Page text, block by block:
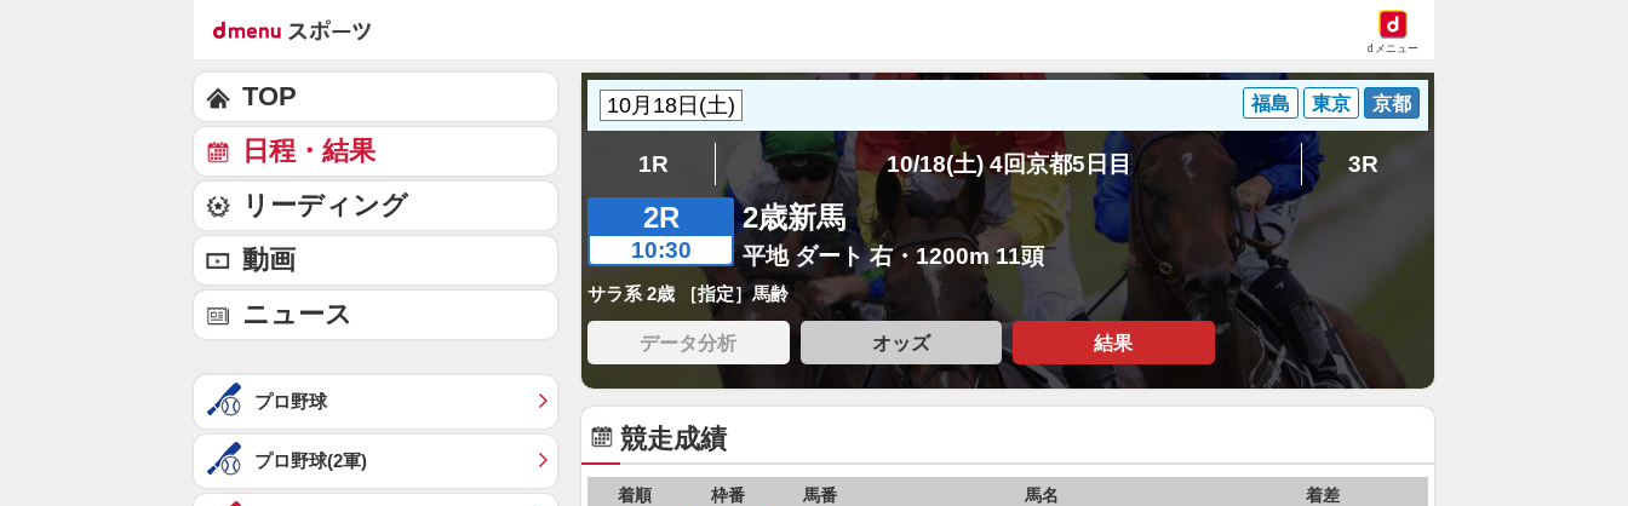
dメニュー
福島 東京 京都
1R 10/18(土) 4回京都5日目 3R
2R
10:30
2歳新馬
平地 ダート 右・1200m 11頭
サラ系 2歳 ［指定］馬齢
データ分析 オッズ 結果
競走成績
着順 枠番 馬番 馬名 着差
TOP
日程・結果
リーディング
動画
ニュース
プロ野球
プロ野球(2軍)